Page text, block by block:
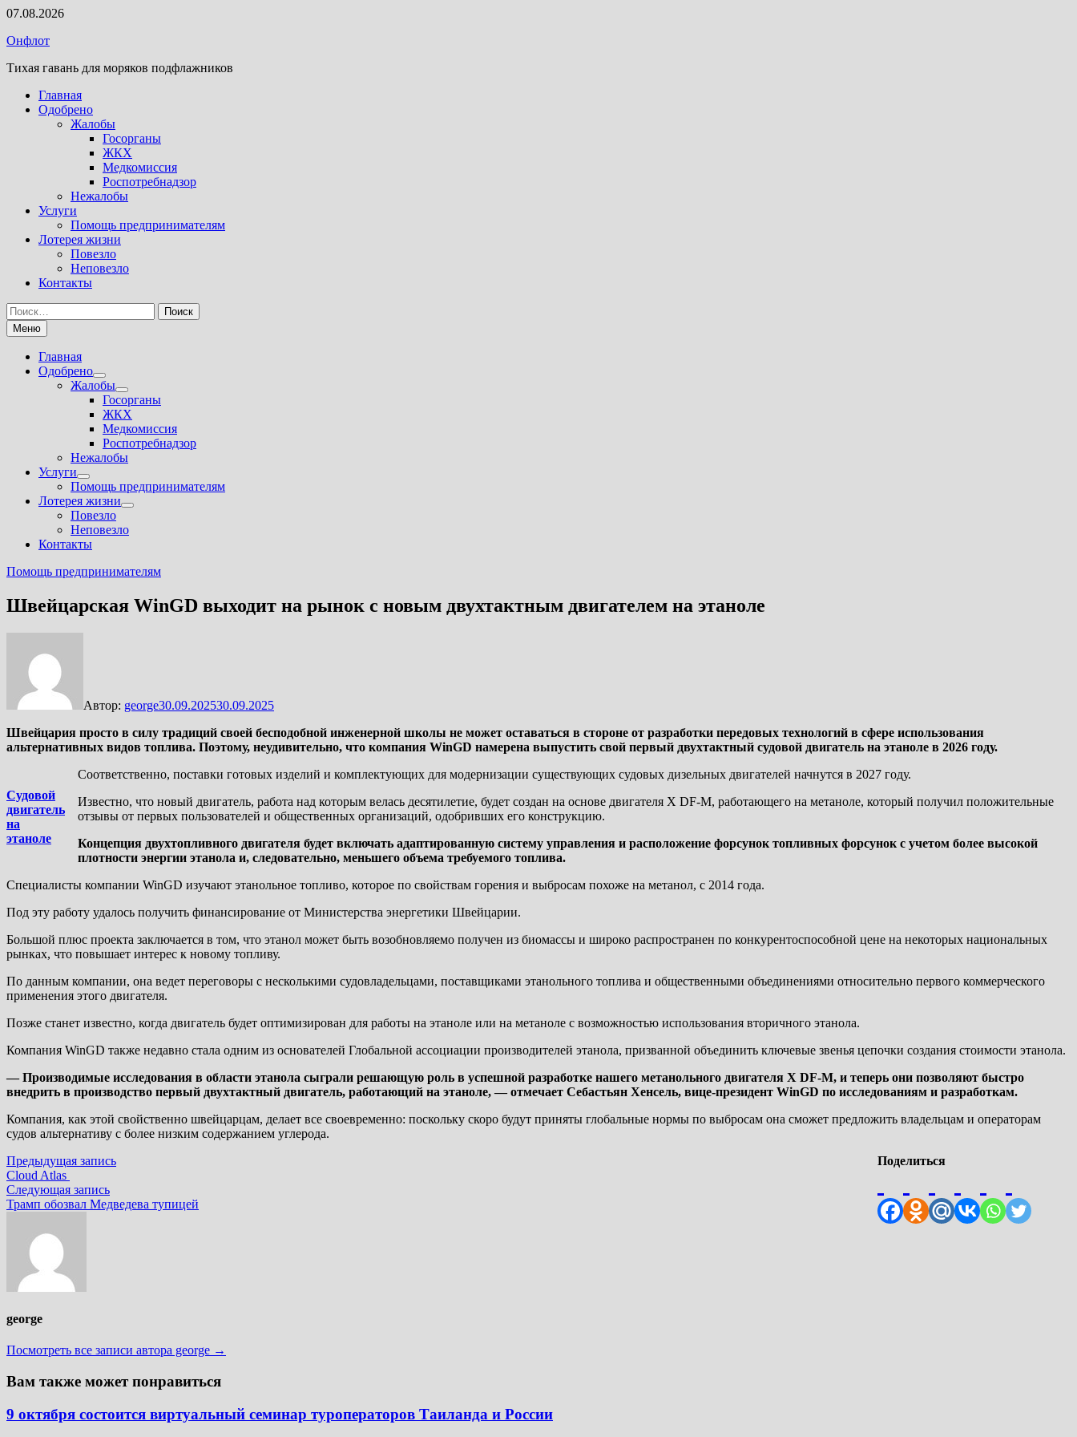
Перейти
содержимому
07.08.2026
Онфлот
Тихая гавань для моряков подфлажников
Главная
Одобрено
Жалобы
Госорганы
ЖКХ
Медкомиссия
Роспотребнадзор
Нежалобы
Услуги
Помощь предпринимателям
Лотерея жизни
Повезло
Неповезло
Контакты
Найти:
Меню
Главная
Одобрено
Показать
подменю
Жалобы
Показать
подменю
Госорганы
ЖКХ
Медкомиссия
Роспотребнадзор
Нежалобы
Услуги
Показать
подменю
Помощь предпринимателям
Лотерея жизни
Показать
Повезло
Неповезло
Контакты
Помощь предпринимателям
Швейцарская WinGD выходит на рынок с новым двухтактным двигателем на этаноле
Автор: george30.09.202530.09.2025
Швейцария просто в силу традиций своей бесподобной инженерной школы не может оставаться в стороне от разработки передовых технологий в сфере использования
альтернативных видов топлива. Поэтому, неудивительно, что компания WinGD намерена выпустить свой первый двухтактный судовой двигатель на этаноле в 2026 году.
Судовой
двигатель
на
этаноле
Соответственно, поставки готовых изделий и комплектующих для модернизации существующих судовых дизельных двигателей начнутся в 2027 году.
Известно, что новый двигатель, работа над которым велась десятилетие, будет создан на основе двигателя X DF-M, работающего на метаноле, который получил положительные
отзывы от первых пользователей и общественных организаций, одобривших его конструкцию.
Концепция двухтопливного двигателя будет включать адаптированную систему управления и расположение форсунок топливных форсунок с учетом более высокой
плотности энергии этанола и, следовательно, меньшего объема требуемого топлива.
Специалисты компании WinGD изучают этанольное топливо, которое по свойствам горения и выбросам похоже на метанол, с 2014 года.
Под эту работу удалось получить финансирование от Министерства энергетики Швейцарии.
Большой плюс проекта заключается в том, что этанол может быть возобновляемо получен из биомассы и широко распространен по конкурентоспособной цене на некоторых национальных
рынках, что повышает интерес к новому топливу.
По данным компании, она ведет переговоры с несколькими судовладельцами, поставщиками этанольного топлива и общественными объединениями относительно первого коммерческого
применения этого двигателя.
Позже станет известно, когда двигатель будет оптимизирован для работы на этаноле или на метаноле с возможностью использования вторичного этанола.
Компания WinGD также недавно стала одним из основателей Глобальной ассоциации производителей этанола, призванной объединить ключевые звенья цепочки создания стоимости этанола.
— Производимые исследования в области этанола сыграли решающую роль в успешной разработке нашего метанольного двигателя X DF-M, и теперь они позволяют быстро
внедрить в производство первый двухтактный двигатель, работающий на этаноле, — отмечает Себастьян Хенсель, вице-президент WinGD по исследованиям и разработкам.
Компания, как этой свойственно швейцарцам, делает все своевременно: поскольку скоро будут приняты глобальные нормы по выбросам она сможет предложить владельцам и операторам
судов альтернативу с более низким содержанием углерода.
Поделиться
Навигация
по
записям
Предыдущая записьПредыдущая
Cloud Atlas
Следующая записьСледующая
запись:
Трамп обозвал Медведева тупицей
george
Посмотреть все записи автора george →
Вам также может понравиться
9 октября состоится виртуальный семинар туроператоров Таиланда и России